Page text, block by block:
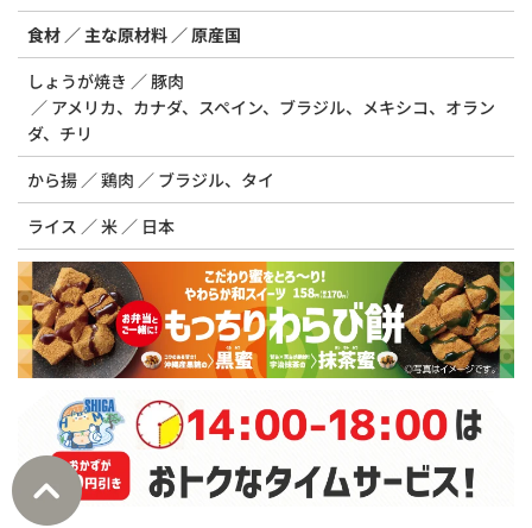
食材 主な原材料
原産国
しょうが焼き
豚肉
アメリカ、カナダ、スペイン、ブラジル、メキシコ、オラン
ダ、チリ
から揚
鶏肉
ブラジル、タイ
ライス
米 日本